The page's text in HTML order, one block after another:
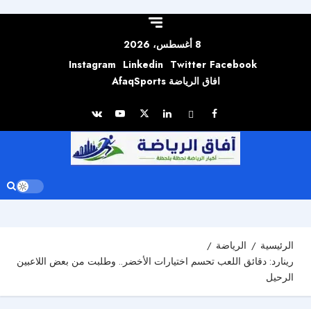
8 أغسطس، 2026
Facebook
Twitter
Linkedin
Instagram
افاق الرياضة AfaqSports
الرئيسية
الرياضة
رينارد: دقائق اللعب تحسم اختيارات الأخضر.. وطلبت من بعض اللاعبين
الرحيل